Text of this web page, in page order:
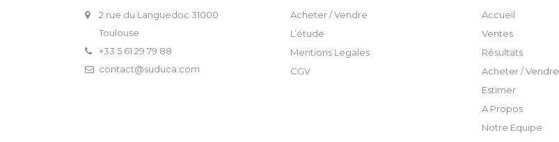
2 rue du Languedoc 31000
Toulouse
+33 5 61 29 79 88
contact@suduca.com
Acheter / Vendre
L’étude
Mentions Legales
CGV
Accueil
Ventes
Résultats
Acheter / Vendre
Estimer
A Propos
Notre Equipe